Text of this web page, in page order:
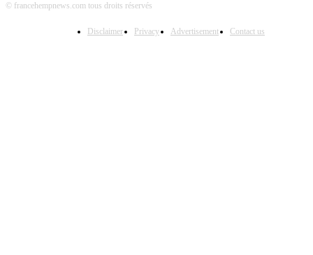
© francehempnews.com tous droits réservés
Disclaimer Privacy Advertisement Contact us